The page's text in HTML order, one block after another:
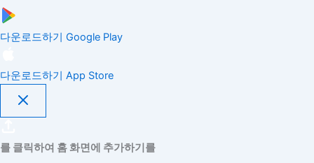
다운로드하기 Google Play
다운로드하기 App Store
를 클릭하여 홈 화면에 추가하기를